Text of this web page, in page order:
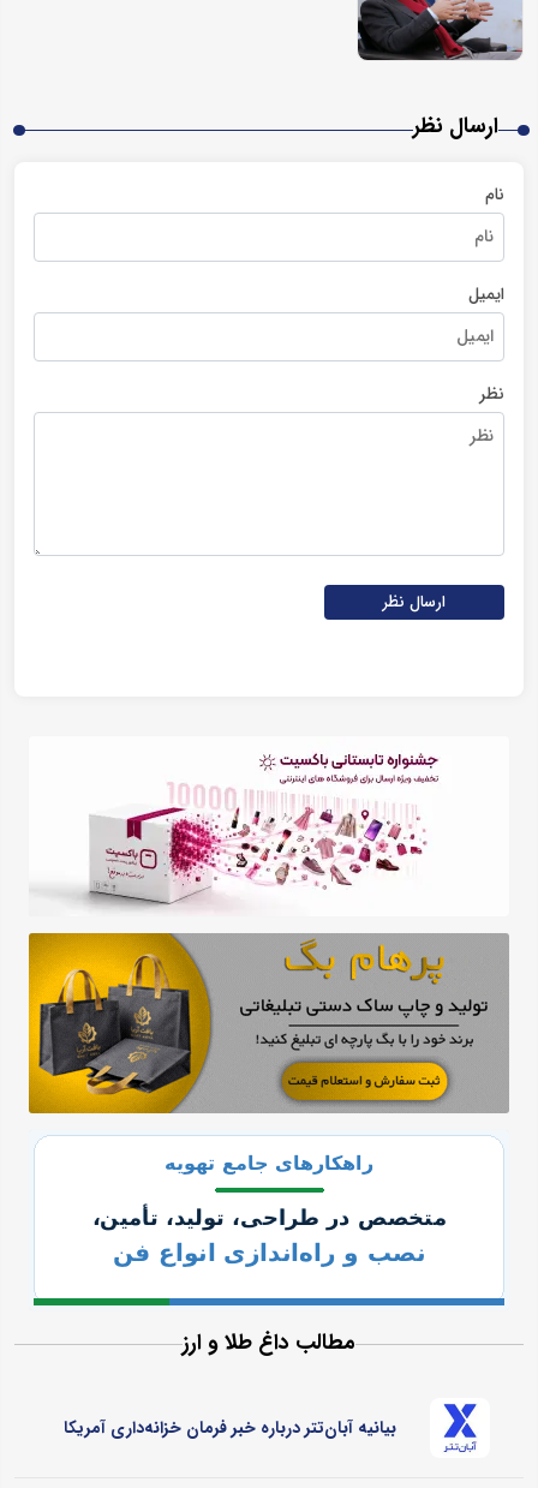
ارسال نظر
نام
ایمیل
نظر
ارسال نظر
مطالب داغ طلا و ارز
بیانیه آبان‌تتر درباره خبر فرمان خزانه‌داری آمریکا